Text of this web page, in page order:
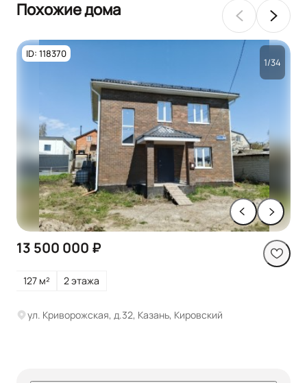
Похожие дома
ID: 118370
1/34
13 500 000 ₽
127 м² 2 этажа
ул. Криворожская, д.32, Казань, Кировский